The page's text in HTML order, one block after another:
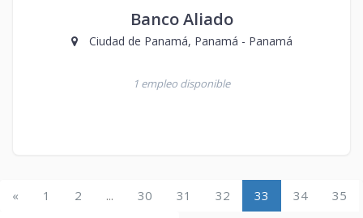
Banco Aliado
Ciudad de Panamá, Panamá - Panamá
1 empleo disponible
« 1 2 ... 30 31 32 33 34
35